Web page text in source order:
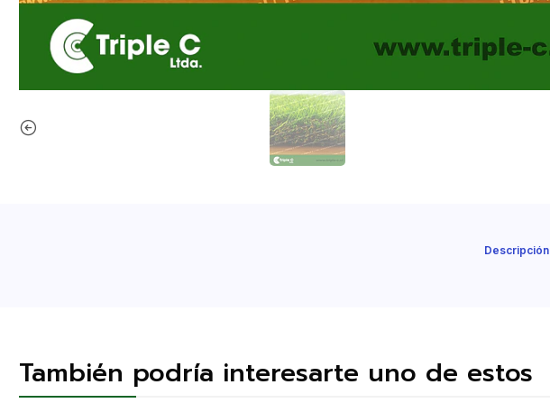
Descripción
También podría interesarte uno de estos